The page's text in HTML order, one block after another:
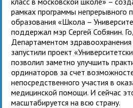
рамках программы непрерывного
образования «Школа –
поддержал мэр Сергей Собянин.
Департаментом
запустили проект
позволил заметно улучшить
ординаторов за счет
непосредственного участия в
медицинской помощи. И сейчас
масштабируется на всю страну.